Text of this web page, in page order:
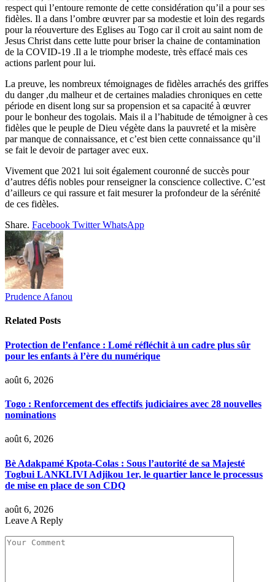
respect qui l’entoure remonte de cette considération qu’il a pour ses
fidèles. Il a dans l’ombre œuvrer par sa modestie et loin des regards
pour la réouverture des Eglises au Togo car il croit au saint nom de
Jesus Christ dans cette lutte pour briser la chaine de contamination
de la COVID-19 .Il a le triomphe modeste, très effacé mais ces
actions parlent pour lui.
La preuve, les nombreux témoignages de fidèles arrachés des griffes
du danger ,du malheur et de certaines maladies chroniques en cette
période en disent long sur sa propension et sa capacité à œuvrer
pour le bonheur des togolais. Mais il a l’habitude de témoigner à ces
fidèles que le peuple de Dieu végète dans la pauvreté et la misère
par manque de connaissance, et c’est bien cette connaissance qu’il
se fait le devoir de partager avec eux.
Vivement que 2021 lui soit également couronné de succès pour
d’autres défis nobles pour renseigner la conscience collective. C’est
d’ailleurs ce qui rassure et fait mesurer la profondeur de la sérénité
de ces fidèles.
Share. Facebook Twitter WhatsApp
Prudence Afanou
Related Posts
Protection de l’enfance : Lomé réfléchit à un cadre plus sûr
pour les enfants à l’ère du numérique
août 6, 2026
Togo : Renforcement des effectifs judiciaires avec 28 nouvelles
nominations
août 6, 2026
Bè Adakpamé Kpota-Colas : Sous l’autorité de sa Majesté
Togbui LANKLIVI Adjikou 1er, le quartier lance le processus
de mise en place de son CDQ
août 6, 2026
Leave A Reply